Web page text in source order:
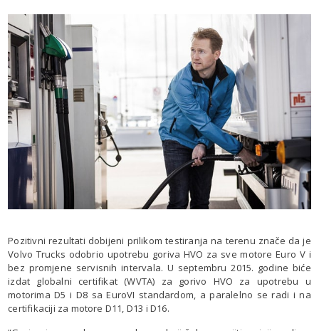
Pozitivni rezultati dobijeni prilikom testiranja na terenu znače da je
Volvo Trucks odobrio upotrebu goriva HVO za sve motore Euro V i
bez promjene servisnih intervala. U septembru 2015. godine biće
izdat globalni certifikat (WVTA) za gorivo HVO za upotrebu u
motorima D5 i D8 sa EuroVI standardom, a paralelno se radi i na
certifikaciji za motore D11, D13 i D16.